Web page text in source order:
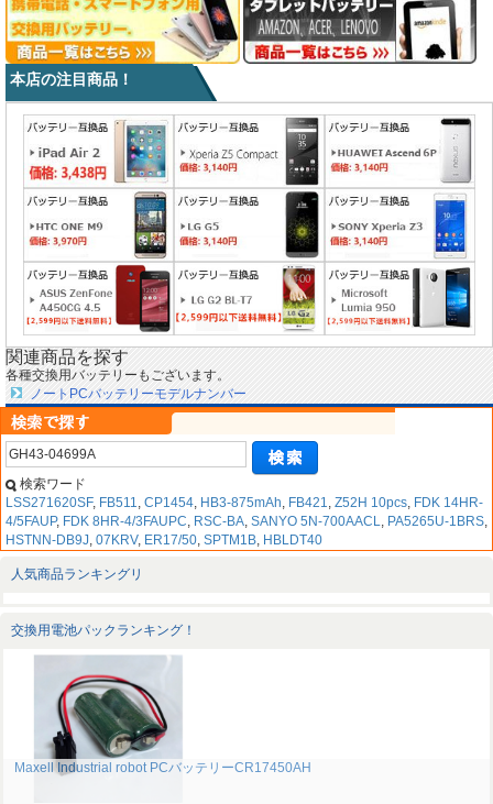
本店の注目商品！
関連商品を探す
各種交換用バッテリーもございます。
ノートPCバッテリーモデルナンバー
検索ワード
LSS271620SF, FB511, CP1454, HB3-875mAh, FB421, Z52H 10pcs, FDK 14HR-
4/5FAUP, FDK 8HR-4/3FAUPC, RSC-BA, SANYO 5N-700AACL, PA5265U-1BRS,
HSTNN-DB9J, 07KRV, ER17/50, SPTM1B, HBLDT40
人気商品ランキングリ
交換用電池パックランキング！
Maxell Industrial robot PCバッテリーCR17450AH